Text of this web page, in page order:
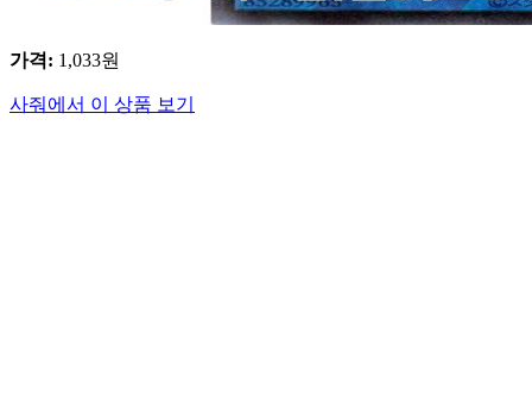
가격: 1,033원
사줘에서 이 상품 보기